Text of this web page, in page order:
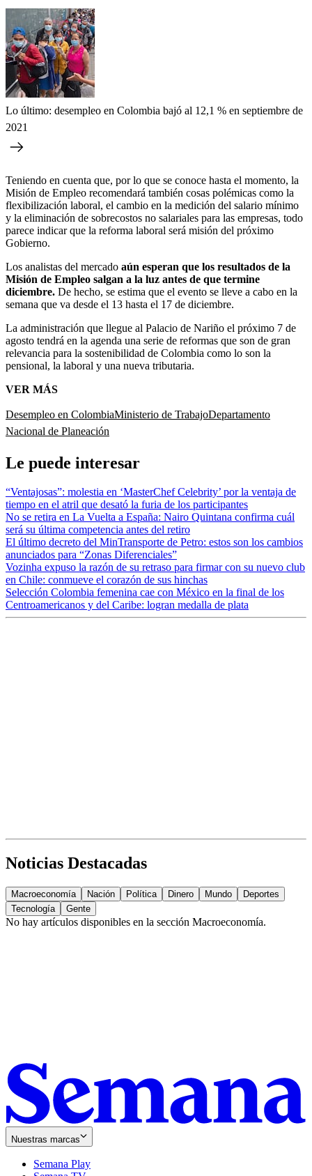
Lo último: desempleo en Colombia bajó al 12,1 % en septiembre de
2021
Teniendo en cuenta que, por lo que se conoce hasta el momento, la
Misión de Empleo recomendará también cosas polémicas como la
flexibilización laboral, el cambio en la medición del salario mínimo
y la eliminación de sobrecostos no salariales para las empresas, todo
parece indicar que la reforma laboral será misión del próximo
Gobierno.
Los analistas del mercado aún esperan que los resultados de la
Misión de Empleo salgan a la luz antes de que termine
diciembre. De hecho, se estima que el evento se lleve a cabo en la
semana que va desde el 13 hasta el 17 de diciembre.
La administración que llegue al Palacio de Nariño el próximo 7 de
agosto tendrá en la agenda una serie de reformas que son de gran
relevancia para la sostenibilidad de Colombia como lo son la
pensional, la laboral y una nueva tributaria.
VER MÁS
Desempleo en ColombiaMinisterio de TrabajoDepartamento
Nacional de Planeación
Le puede interesar
“Ventajosas”: molestia en ‘MasterChef Celebrity’ por la ventaja de
tiempo en el atril que desató la furia de los participantes
No se retira en La Vuelta a España: Nairo Quintana confirma cuál
será su última competencia antes del retiro
El último decreto del MinTransporte de Petro: estos son los cambios
anunciados para “Zonas Diferenciales”
Vozinha expuso la razón de su retraso para firmar con su nuevo club
en Chile: conmueve el corazón de sus hinchas
Selección Colombia femenina cae con México en la final de los
Centroamericanos y del Caribe: logran medalla de plata
Noticias Destacadas
Macroeconomía Nación Política Dinero Mundo
Deportes
Tecnología
Gente
No hay artículos disponibles en la sección Macroeconomía.
Nuestras marcas
Semana Play